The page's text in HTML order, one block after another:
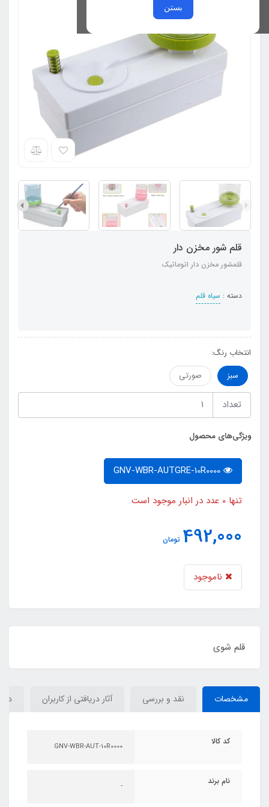
بستن
قلم شور مخزن دار
قلمشور مخزن دار اتوماتیک
دسته : سیاه قلم
انتخاب رنگ:
سبز
صورتی
تعداد
ویژگی‌های محصول
تنها 0 عدد در انبار موجود است
492,000 تومان
ناموجود
قلم شوی
مشخصات نقد و بررسی آثار دریافتی از کاربران
کد کالا GNV-WBR-AUT-10R0000
نام برند -